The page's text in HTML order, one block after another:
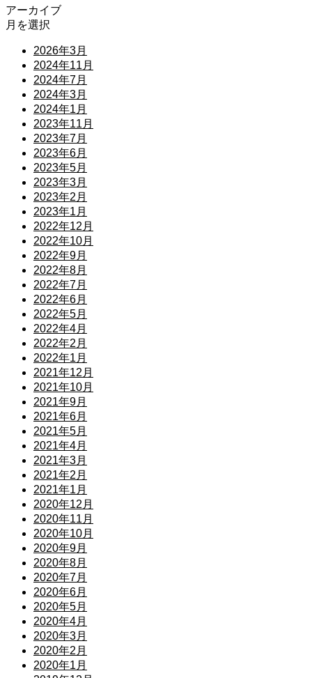
アーカイブ
月を選択
2026年3月
2024年11月
2024年7月
2024年3月
2024年1月
2023年11月
2023年7月
2023年6月
2023年5月
2023年3月
2023年2月
2023年1月
2022年12月
2022年10月
2022年9月
2022年8月
2022年7月
2022年6月
2022年5月
2022年4月
2022年2月
2022年1月
2021年12月
2021年10月
2021年9月
2021年6月
2021年5月
2021年4月
2021年3月
2021年2月
2021年1月
2020年12月
2020年11月
2020年10月
2020年9月
2020年8月
2020年7月
2020年6月
2020年5月
2020年4月
2020年3月
2020年2月
2020年1月